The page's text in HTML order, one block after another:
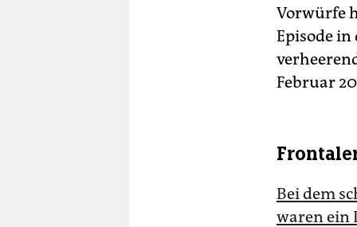
Vorwürfe
Episode
Februar
Bei dem
waren ein